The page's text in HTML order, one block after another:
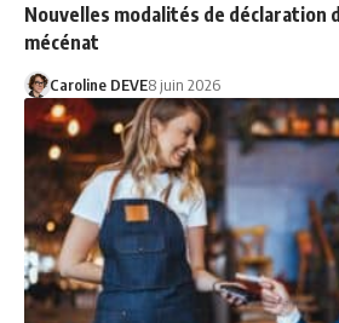
Nouvelles modalités de déclaration
mécénat
Caroline DEVE8 juin 2026